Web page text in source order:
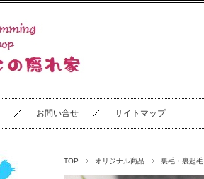
お問い合せ サイトマップ
TOP オリジナル商品 裏毛・裏起毛